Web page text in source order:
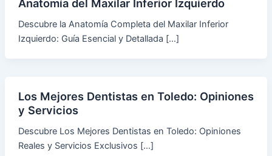
Anatomía del Maxilar Inferior Izquierdo
Descubre la Anatomía Completa del Maxilar Inferior
Izquierdo: Guía Esencial y Detallada […]
Los Mejores Dentistas en Toledo: Opiniones
y Servicios
Descubre Los Mejores Dentistas en Toledo: Opiniones
Reales y Servicios Exclusivos […]